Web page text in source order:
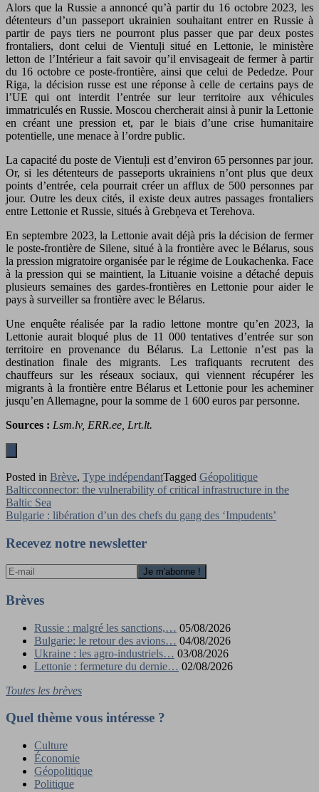
Alors que la Russie a annoncé qu’à partir du 16 octobre 2023, les
détenteurs d’un passeport ukrainien souhaitant entrer en Russie à
partir de pays tiers ne pourront plus passer que par deux postes
frontaliers, dont celui de Vientuļi situé en Lettonie, le ministère
letton de l’Intérieur a fait savoir qu’il envisageait de fermer à partir
du 16 octobre ce poste-frontière, ainsi que celui de Pededze. Pour
Riga, la décision russe est une réponse à celle de certains pays de
l’UE qui ont interdit l’entrée sur leur territoire aux véhicules
immatriculés en Russie. Moscou chercherait ainsi à punir la Lettonie
en créant une pression et, par le biais d’une crise humanitaire
potentielle, une menace à l’ordre public.
La capacité du poste de Vientuļi est d’environ 65 personnes par jour.
Or, si les détenteurs de passeports ukrainiens n’ont plus que deux
points d’entrée, cela pourrait créer un afflux de 500 personnes par
jour. Outre les deux cités, il existe deux autres passages frontaliers
entre Lettonie et Russie, situés à Grebņeva et Terehova.
En septembre 2023, la Lettonie avait déjà pris la décision de fermer
le poste-frontière de Silene, situé à la frontière avec le Bélarus, sous
la pression migratoire organisée par le régime de Loukachenka. Face
à la pression qui se maintient, la Lituanie voisine a détaché depuis
plusieurs semaines des gardes-frontières en Lettonie pour aider le
pays à surveiller sa frontière avec le Bélarus.
Une enquête réalisée par la radio lettone montre qu’en 2023, la
Lettonie aurait bloqué plus de 11 000 tentatives d’entrée sur son
territoire en provenance du Bélarus. La Lettonie n’est pas la
destination finale des migrants. Les trafiquants recrutent des
chauffeurs sur les réseaux sociaux, qui viennent récupérer les
migrants à la frontière entre Bélarus et Lettonie pour les acheminer
jusqu’en Allemagne, pour la somme de 1 600 euros par personne.
Sources : Lsm.lv, ERR.ee, Lrt.lt.
Posted in Brève, Type indépendantTagged Géopolitique
Navigation
de
Balticconnector: the vulnerability of critical infrastructure in the
Baltic Sea
Bulgarie : libération d’un des chefs du gang des ‘Impudents’
Recevez notre newsletter
Brèves
Russie : malgré les sanctions,… 05/08/2026
Bulgarie: le retour des avions… 04/08/2026
Ukraine : les agro-industriels… 03/08/2026
Lettonie : fermeture du dernie… 02/08/2026
Toutes les brèves
Quel thème vous intéresse ?
Culture
Économie
Géopolitique
Politique